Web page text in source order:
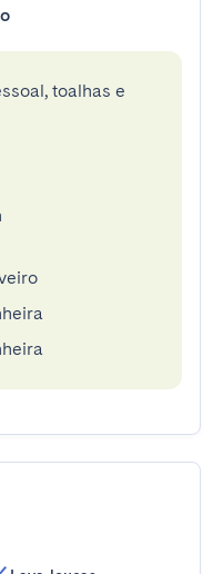
toalhas e